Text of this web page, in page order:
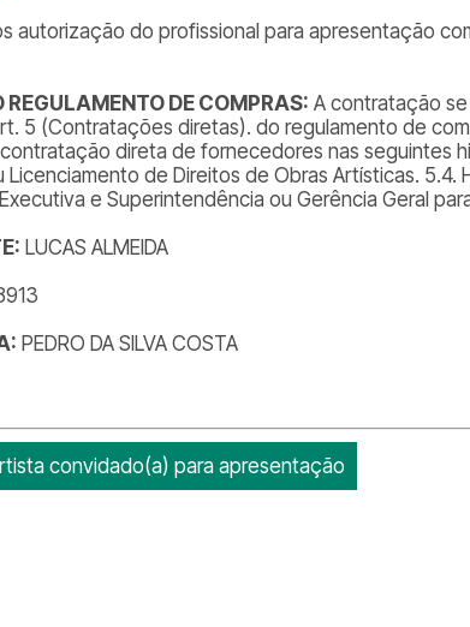
autorização do profissional para apresentação
DE COMPRAS: A contratação
5 (Contratações diretas). do regulamento de
direta de fornecedores nas seguintes
de Direitos de Obras Artísticas. 5.4.
e Superintendência ou Gerência Geral
LUCAS ALMEIDA
PEDRO DA SILVA COSTA
convidado(a) para apresentação